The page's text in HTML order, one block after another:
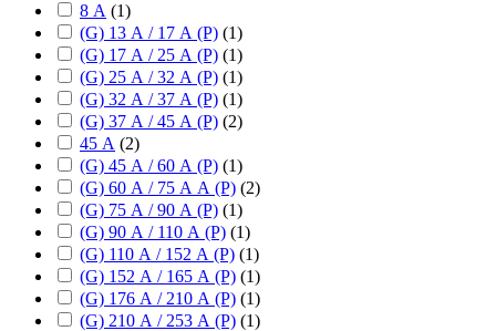
8 А (1)
(G) 13 А / 17 А (P) (1)
(G) 17 А / 25 А (P) (1)
(G) 25 А / 32 А (P) (1)
(G) 32 А / 37 А (P) (1)
(G) 37 А / 45 А (P) (2)
45 А (2)
(G) 45 А / 60 А (P) (1)
(G) 60 А / 75 А А (P) (2)
(G) 75 А / 90 А (P) (1)
(G) 90 А / 110 А (P) (1)
(G) 110 А / 152 А (P) (1)
(G) 152 А / 165 А (P) (1)
(G) 176 А / 210 А (P) (1)
(G) 210 А / 253 А (P) (1)